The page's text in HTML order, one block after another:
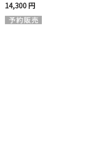
14,300 円